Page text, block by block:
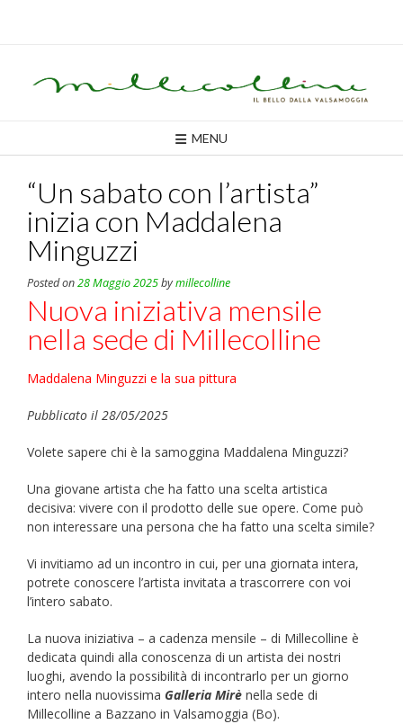
MENU
“Un sabato con l’artista”
inizia con Maddalena
Minguzzi
Posted on28 Maggio 2025bymillecolline
Nuova iniziativa mensile
nella sede di Millecolline
Maddalena Minguzzi e la sua pittura
Pubblicato il 28/05/2025
Volete sapere chi è la samoggina Maddalena Minguzzi?
Una giovane artista che ha fatto una scelta artistica
decisiva: vivere con il prodotto delle sue opere. Come può
non interessare una persona che ha fatto una scelta simile?
Vi invitiamo ad un incontro in cui, per una giornata intera,
potrete conoscere l’artista invitata a trascorrere con voi
l’intero sabato.
La nuova iniziativa – a cadenza mensile – di Millecolline è
dedicata quindi alla conoscenza di un artista dei nostri
luoghi, avendo la possibilità di incontrarlo per un giorno
intero nella nuovissima Galleria Mirè nella sede di
Millecolline a Bazzano in Valsamoggia (Bo).